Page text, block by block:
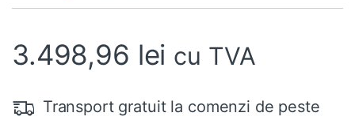
3.498,96 lei cu TVA
Transport gratuit la comenzi de peste